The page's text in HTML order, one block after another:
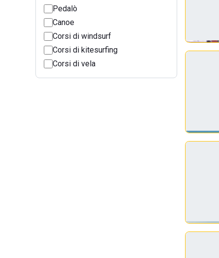
Pedalò
Canoe
Corsi di windsurf
Corsi di kitesurfing
Corsi di vela